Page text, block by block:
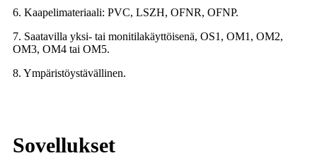
6. Kaapelimateriaali: PVC, LSZH, OFNR, OFNP.
7. Saatavilla yksi- tai monitilakäyttöisenä, OS1, OM1, OM2,
OM3, OM4 tai OM5.
8. Ympäristöystävällinen.
Sovellukset